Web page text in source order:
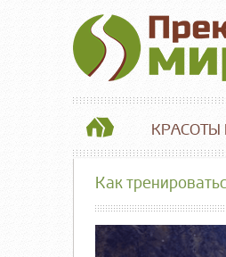
КРАСОТЫ
Как